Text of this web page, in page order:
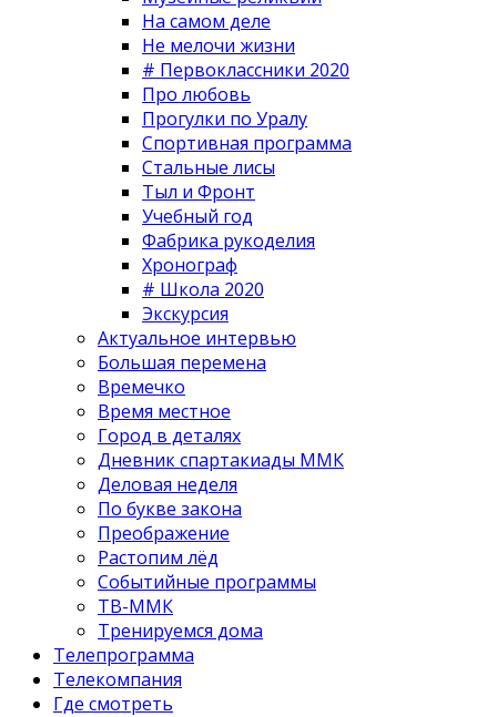
На самом деле
Не мелочи жизни
# Первоклассники 2020
Про любовь
Прогулки по Уралу
Спортивная программа
Стальные лисы
Тыл и Фронт
Учебный год
Фабрика рукоделия
Хронограф
# Школа 2020
Экскурсия
Актуальное интервью
Большая перемена
Времечко
Время местное
Город в деталях
Дневник спартакиады ММК
Деловая неделя
По букве закона
Преображение
Растопим лёд
Событийные программы
ТВ-ММК
Тренируемся дома
Телепрограмма
Телекомпания
Где смотреть